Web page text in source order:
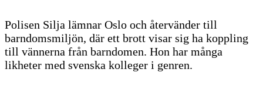
Polisen Silja lämnar Oslo och återvänder till
barndomsmiljön, där ett brott visar sig ha koppling
till vännerna från barndomen. Hon har många
likheter med svenska kolleger i genren.